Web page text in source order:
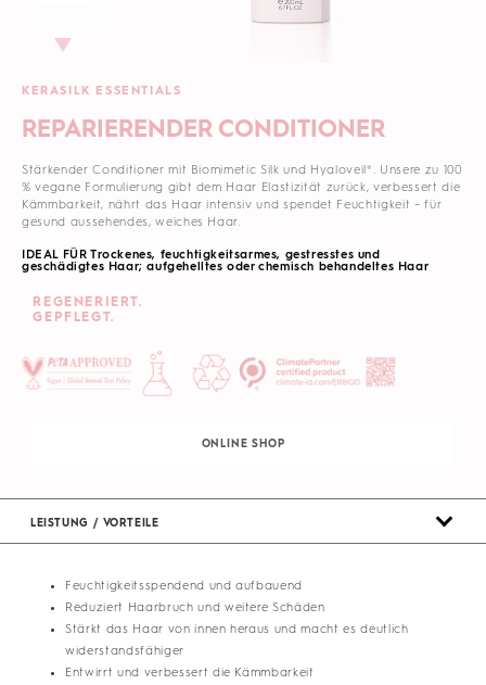
KERASILK ESSENTIALS
REPARIERENDER CONDITIONER
Stärkender Conditioner mit Biomimetic Silk und Hyaloveil®. Unsere zu 100
% vegane Formulierung gibt dem Haar Elastizität zurück, verbessert die
Kämmbarkeit, nährt das Haar intensiv und spendet Feuchtigkeit – für
gesund aussehendes, weiches Haar.
IDEAL FÜR Trockenes, feuchtigkeitsarmes, gestresstes und
geschädigtes Haar; aufgehelltes oder chemisch behandeltes Haar
REGENERIERT.
GEPFLEGT.
ONLINE SHOP
LEISTUNG / VORTEILE
Feuchtigkeitsspendend und aufbauend
Reduziert Haarbruch und weitere Schäden
Stärkt das Haar von innen heraus und macht es deutlich
widerstandsfähiger
Entwirrt und verbessert die Kämmbarkeit